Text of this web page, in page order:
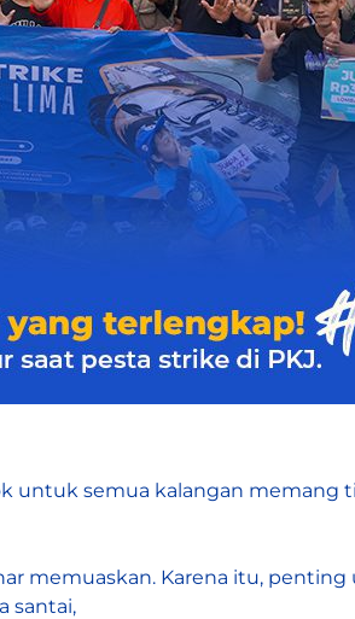
untuk semua kalangan memang
memuaskan. Karena itu,
santai,